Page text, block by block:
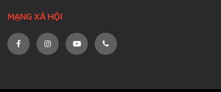
MẠNG XÃ HỘI